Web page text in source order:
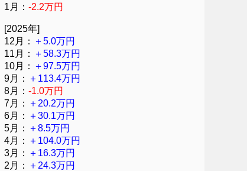
1月： -2.2万円
[2025年]
12月： ＋5.0万円
11月： ＋58.3万円
10月： ＋97.5万円
9月： ＋113.4万円
8月： -1.0万円
7月： ＋20.2万円
6月： ＋30.1万円
5月： ＋8.5万円
4月： ＋104.0万円
3月： ＋16.3万円
2月： ＋24.3万円